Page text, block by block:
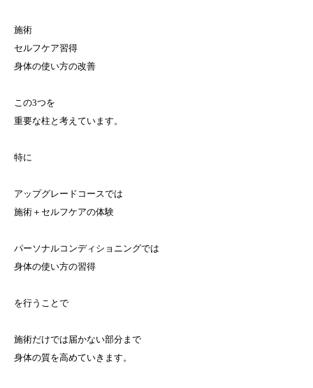
施術
セルフケア習得
身体の使い方の改善
この3つを
重要な柱と考えています。
特に
アップグレードコースでは
施術＋セルフケアの体験
パーソナルコンディショニングでは
身体の使い方の習得
を行うことで
施術だけでは届かない部分まで
身体の質を高めていきます。